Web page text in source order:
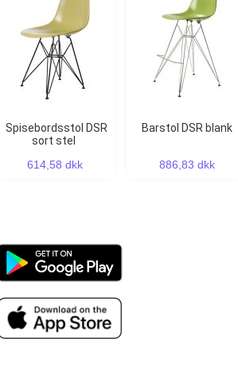
Spisebordsstol DSR
sort stel
614,58 dkk
Barstol DSR blank
886,83 dkk